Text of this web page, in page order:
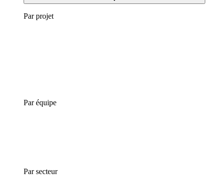
Par projet
Par équipe
Par secteur